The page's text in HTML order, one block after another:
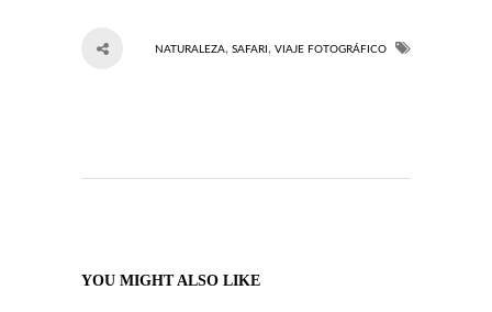
NATURALEZA, SAFARI , VIAJE FOTOGRÁFICO
YOU MIGHT ALSO LIKE